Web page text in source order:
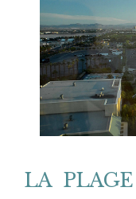
LA